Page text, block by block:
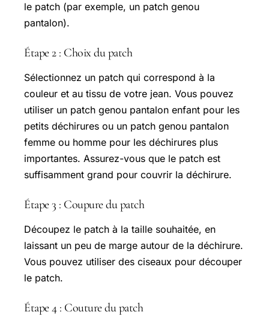
le patch (par exemple, un patch genou
pantalon).
Étape 2 : Choix du patch
Sélectionnez un patch qui correspond à la
couleur et au tissu de votre jean. Vous pouvez
utiliser un patch genou pantalon enfant pour les
petits déchirures ou un patch genou pantalon
femme ou homme pour les déchirures plus
importantes. Assurez-vous que le patch est
suffisamment grand pour couvrir la déchirure.
Étape 3 : Coupure du patch
Découpez le patch à la taille souhaitée, en
laissant un peu de marge autour de la déchirure.
Vous pouvez utiliser des ciseaux pour découper
le patch.
Étape 4 : Couture du patch